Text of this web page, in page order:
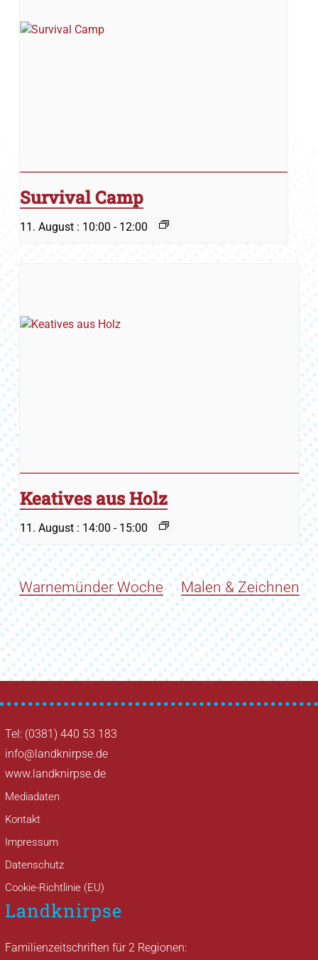
Survival Camp
11. August : 10:00 - 12:00
Keatives aus Holz
11. August : 14:00 - 15:00
Warnemünder Woche Malen & Zeichnen
Tel: (0381) 440 53 183
info@landknirpse.de
www.landknirpse.de
Mediadaten
Kontakt
Impressum
Datenschutz
Cookie-Richtlinie (EU)
Landknirpse
Familienzeitschriften für 2 Regionen: